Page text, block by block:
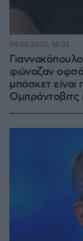
φώναζαν
μπάσκετ είναι
Ομπράντοβιτς
09.08.2026, 18:32